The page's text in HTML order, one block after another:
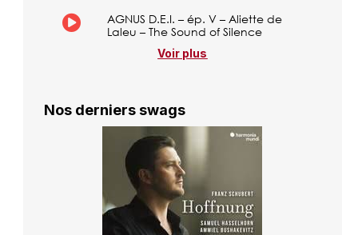
AGNUS D.E.I. – ép. V – Aliette de
Laleu – The Sound of Silence
Voir plus
Nos derniers swags